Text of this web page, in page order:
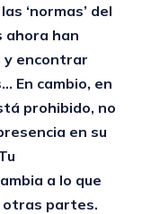
‘normas’ del
ahora han
y encontrar
En cambio, en
prohibido, no
en su
a lo que
otras partes.